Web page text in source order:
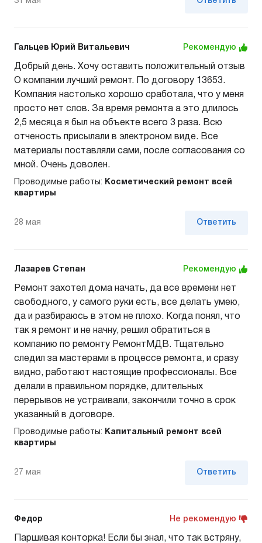
Гальцев Юрий Витальевич Рекомендую
Добрый день. Хочу оставить положительный отзыв
О компании лучший ремонт. По договору 13653.
Компания настолько хорошо сработала, что у меня
просто нет слов. За время ремонта а это длилось
2,5 месяца я был на объекте всего 3 раза. Всю
отченость присылали в электроном виде. Все
материалы поставляли сами, после согласования со
мной. Очень доволен.
Проводимые работы:
Косметический ремонт всей
квартиры
28 мая Ответить
Лазарев Степан Рекомендую
Ремонт захотел дома начать, да все времени нет
свободного, у самого руки есть, все делать умею,
да и разбираюсь в этом не плохо. Когда понял, что
так я ремонт и не начну, решил обратиться в
компанию по ремонту РемонтМДВ. Тщательно
следил за мастерами в процессе ремонта, и сразу
видно, работают настоящие профессионалы. Все
делали в правильном порядке, длительных
перерывов не устраивали, закончили точно в срок
указанный в договоре.
Проводимые работы:
Капитальный ремонт всей
квартиры
27 мая Ответить
Федор Не рекомендую
Паршивая конторка! Если бы знал, что так встряну,